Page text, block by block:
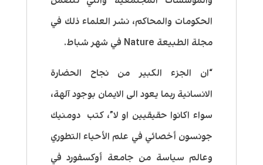
الحكومات والمحاكم، نشر العلماء ذلك في
مجلة الطبيعة Nature في شهر شباط.
“ان الجزء الكبير من نجاح الحضارة
الانسانية ربما يعود الى الايمان بوجود آلهة،
سواء اكانوا حقيقيين او لا”، كتب دومنيك
جونسون أخصائي في علم الأحياء التطوري
وعالم سياسة من جامعة أوكسفورد في